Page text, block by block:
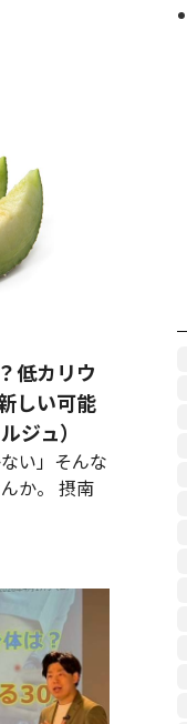
低カリウ
しい可能
ジュ）
い」そんな
か。 摂南